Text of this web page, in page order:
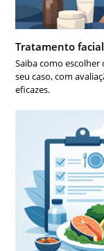
Tratamento
Saiba como
seu caso, com
eficazes.